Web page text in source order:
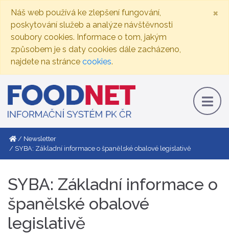
Náš web používá ke zlepšení fungování,
poskytování služeb a analýze návštěvnosti
soubory cookies. Informace o tom, jakým
způsobem je s daty cookies dále zacházeno,
najdete na stránce cookies.
×
Newsletter
SYBA: Základní informace o španělské obalové legislativě
SYBA: Základní informace o
španělské obalové
legislativě